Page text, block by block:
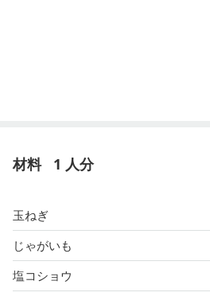
材料 1 人分
玉ねぎ
じゃがいも
塩コショウ